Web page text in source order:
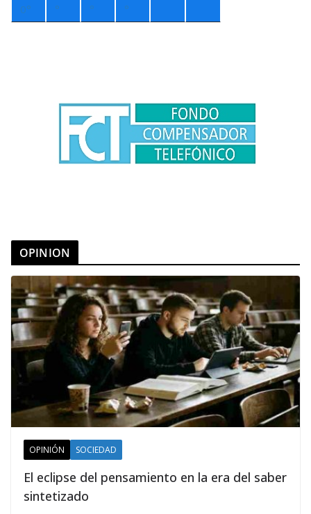
0°
°
°
°
OPINION
OPINIÓN SOCIEDAD
El eclipse del pensamiento en la era del saber
sintetizado